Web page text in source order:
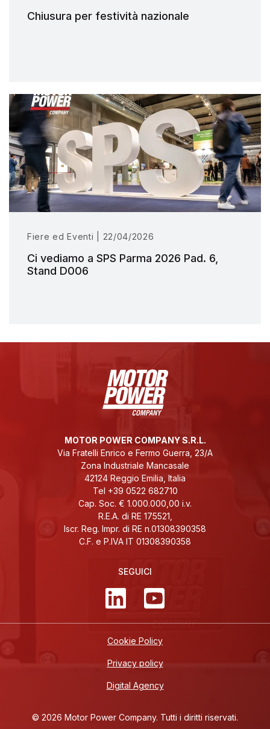
Chiusura per festività nazionale
Fiere ed Eventi | 22/04/2026
Ci vediamo a SPS Parma 2026 Pad. 6,
Stand D006
MOTOR POWER COMPANY S.R.L.
Via Fratelli Enrico e Fermo Guerra, 23/A
Zona Industriale Mancasale
42124 Reggio Emilia, Italia
Tel +39 0522 682710
Cap. Soc. € 1.000.000,00 i.v.
R.E.A. di RE 175521,
Iscr. Reg. Impr. di RE n.01308390358
C.F. e P.IVA IT 01308390358
SEGUICI
Cookie Policy
Privacy policy
Digital Agency
© 2026 Motor Power Company. Tutti i diritti riservati.